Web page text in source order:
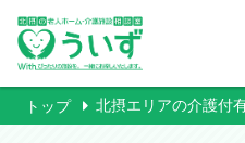
トップ 北摂エリアの介護付